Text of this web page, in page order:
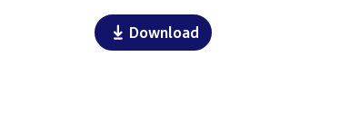
Download